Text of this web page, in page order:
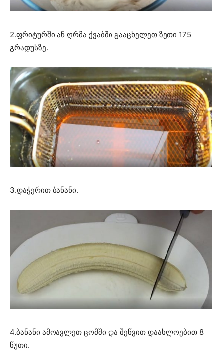
2.ფრიტურში ან ღრმა ქვაბში გააცხელეთ ზეთი 175
გრადუსზე.
3.დაჭერით ბანანი.
4.ბანანი ამოავლეთ ცომში და შეწვით დაახლოებით 8
წუთი.